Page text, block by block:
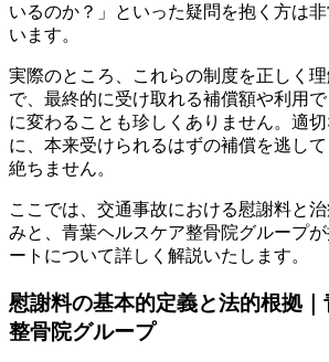
いるのか？」といった疑問を抱く方は
います。
実際のところ、これらの制度を正しく
で、最終的に受け取れる補償額や利用
に変わることも珍しくありません。適
に、本来受けられるはずの補償を逃し
絶ちません。
ここでは、交通事故における慰謝料と
みと、青葉ヘルスケア整骨院グループ
ートについて詳しく解説いたします。
慰謝料の基本的定義と法的根拠
整骨院グループ